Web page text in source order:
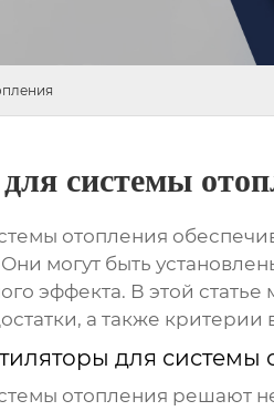
системы
отопления
могут быть
эффекта. В этой
а также критерии
для системы
отопления решают